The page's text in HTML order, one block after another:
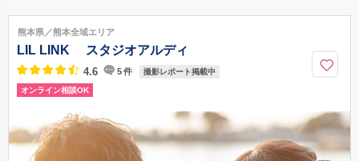
熊本県熊本市中央区草葉町2-6 KAMINOURA SAMURAI BLD.401
り徒歩8分
096-312-0606
熊本県／熊本全域エリア
LIL LINK スタジオアルディ
4.6 5件 撮影レポート掲載中
オンライン相談OK